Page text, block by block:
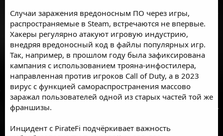
Случаи заражения вредоносным ПО через игры,
распространяемые в Steam, встречаются не впервые.
Хакеры регулярно атакуют игровую индустрию,
внедряя вредоносный код в файлы популярных игр.
Так, например, в прошлом году была зафиксирована
кампания с использованием трояна-инфостилера,
направленная против игроков Call of Duty, а в 2023
вирус с функцией самораспространения массово
заражал пользователей одной из старых частей той же
франшизы.
Инцидент с PirateFi подчёркивает важность